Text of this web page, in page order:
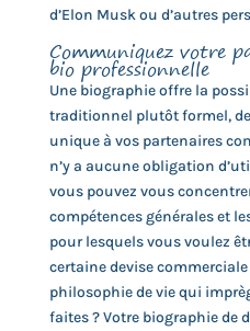
d’Elon Musk ou d’autres
Communiquez votre
bio professionnelle
Une biographie offre la
traditionnel plutôt formel,
unique à vos partenaires
n’y a aucune obligation
vous pouvez vous
compétences générales et
pour lesquels vous voulez
certaine devise
philosophie de vie qui
faites ? Votre biographie de